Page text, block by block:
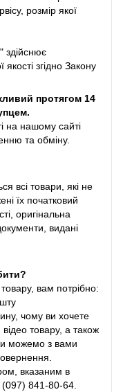
розмір якої
здійснює
згідно Закону
протягом 14
на нашому сайті
та обміну.
всі товари, які не
їх початковий
оригінальна
видані
вам потрібно:
чому ви хочете
товару, а також
можемо з вами
вказаним в
(097) 841-80-64.